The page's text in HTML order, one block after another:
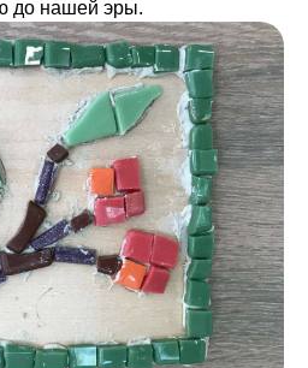
до нашей эры.